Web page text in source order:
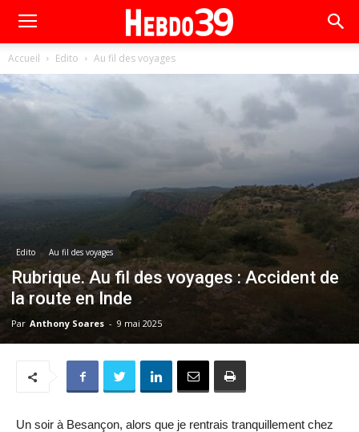
Accueil Edito Au fil des voyages
Edito Au fil des voyages
Rubrique. Au fil des voyages : Accident de
la route en Inde
Par Anthony Soares - 9 mai 2025
Un soir à Besançon, alors que je rentrais tranquillement chez